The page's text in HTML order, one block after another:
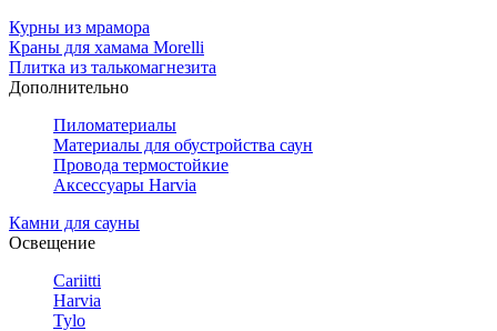
Курны из мрамора
Краны для хамама Morelli
Плитка из талькомагнезита
Дополнительно
Пиломатериалы
Материалы для обустройства саун
Провода термостойкие
Аксессуары Harvia
Камни для сауны
Освещение
Cariitti
Harvia
Tylo